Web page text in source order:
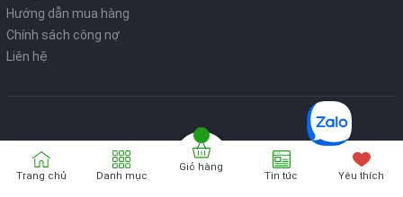
Hướng dẫn mua hàng
Chính sách công nợ
Liên hệ
Bản quyển thuộc về VPP ONLINE
Trang chủ Danh mục
Giỏ hàng
Tin tức Yêu thích